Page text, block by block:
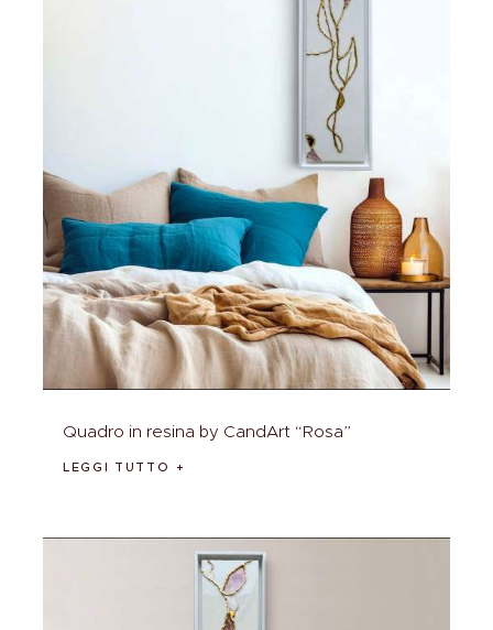
Quadro in resina by CandArt “Rosa”
LEGGI TUTTO